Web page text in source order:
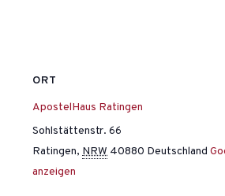
ORT
ApostelHaus Ratingen
Sohlstättenstr. 66
Ratingen, NRW 40880 Deutschland
anzeigen